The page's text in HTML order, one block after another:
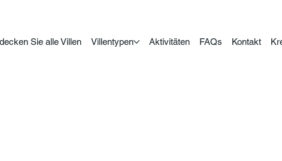
Sie alle Villen Villentypen Aktivitäten FAQs Kontakt